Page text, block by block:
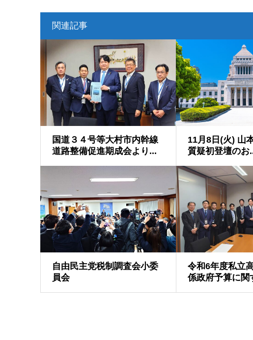
関連記事
国道３４号等大村市内幹線
道路整備促進期成会より...
11月8日(火) 山
質疑初登壇のお
自由民主党税制調査会小委
員会
令和6年度私立
係政府予算に関